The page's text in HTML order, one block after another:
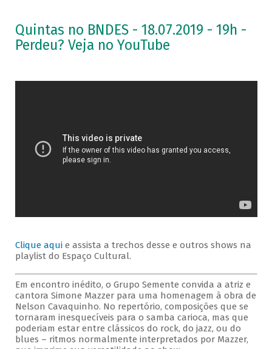
Quintas no BNDES - 18.07.2019 - 19h -
Perdeu? Veja no YouTube
Clique aquie assista a trechos desse e outros shows na
playlist do Espaço Cultural.
Em encontro inédito, o Grupo Semente convida a atriz e
cantora Simone Mazzer para uma homenagem à obra de
Nelson Cavaquinho. No repertório, composições que se
tornaram inesquecíveis para o samba carioca, mas que
poderiam estar entre clássicos do rock, do jazz, ou do
blues – ritmos normalmente interpretados por Mazzer,